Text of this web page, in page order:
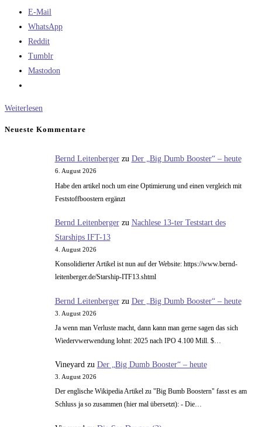
E-Mail
WhatsApp
Reddit
Tumblr
Mastodon
Weiterlesen
Welt
Neueste Kommentare
Bernd Leitenbergerzu Der „Big Dumb Booster“ – heute
6. August 2026
Habe den artikel noch um eine Optimierung und einen vergleich mit
Feststoffboostern ergänzt
Bernd Leitenbergerzu Nachlese 13-ter Teststart des
Starships IFT-13
4. August 2026
Konsolidierter Artikel ist nun auf der Website: https://www.bernd-
leitenberger.de/Starship-ITF13.shtml
Bernd Leitenbergerzu Der „Big Dumb Booster“ – heute
3. August 2026
Ja wenn man Verluste macht, dann kann man gerne sagen das sich
Wiedervwerwendung lohnt: 2025 nach IPO 4.100 Mill. $…
Vineyardzu Der „Big Dumb Booster“ – heute
3. August 2026
Der englische Wikipedia Artikel zu "Big Bumb Boostern" fasst es am
Schluss ja so zusammen (hier mal übersetzt): - Die…